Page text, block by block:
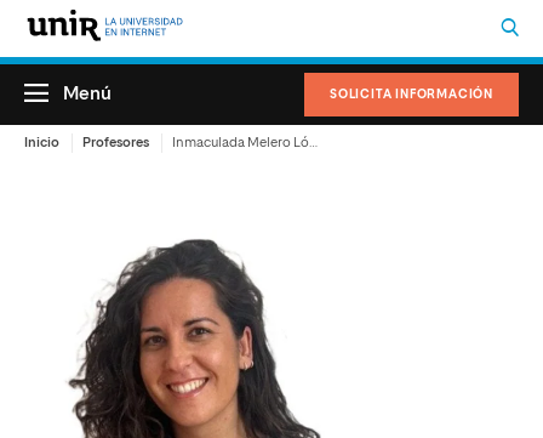
SOLICITA INFORMACIÓN
Menú
Inicio Profesores